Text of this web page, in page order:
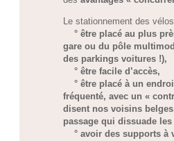
Le stationnement des
° être placé au plus
gare ou du pôle
des parkings voitures !),
° être facile d’accès,
° être placé à un
fréquenté, avec un «
disent nos voisins
passage qui dissuade
° avoir des supports à